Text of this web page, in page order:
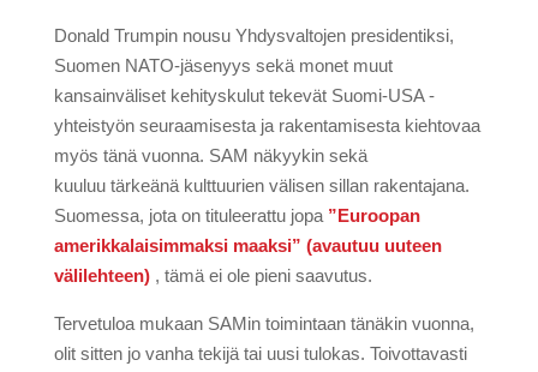
Donald Trumpin nousu Yhdysvaltojen presidentiksi,
Suomen NATO-jäsenyys sekä monet muut
kansainväliset kehityskulut tekevät Suomi-USA -
yhteistyön seuraamisesta ja rakentamisesta kiehtovaa
myös tänä vuonna. SAM näkyykin sekä
kuuluu tärkeänä kulttuurien välisen sillan rakentajana.
Suomessa, jota on tituleerattu jopa ”Euroopan
amerikkalaisimmaksi maaksi” (avautuu uuteen
välilehteen), tämä ei ole pieni saavutus.
Tervetuloa mukaan SAMin toimintaan tänäkin vuonna,
olit sitten jo vanha tekijä tai uusi tulokas. Toivottavasti